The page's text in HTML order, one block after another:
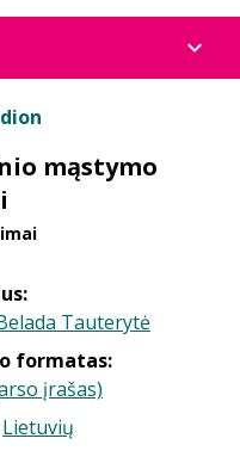
mąstymo
Tauterytė
formatas:
įrašas)
Lietuvių